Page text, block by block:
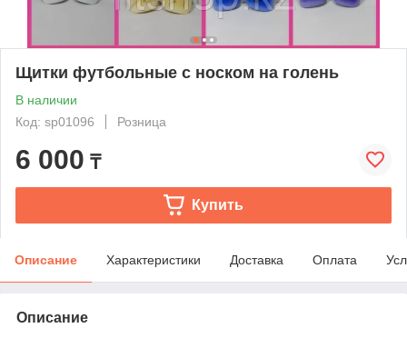
Щитки футбольные с носком на голень
В наличии
Код: sp01096
Розница
6 000 ₸
Купить
Описание Характеристики Доставка Оплата
Описание